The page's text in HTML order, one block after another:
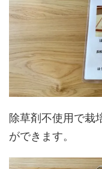
除草剤不使用で栽
ができます。